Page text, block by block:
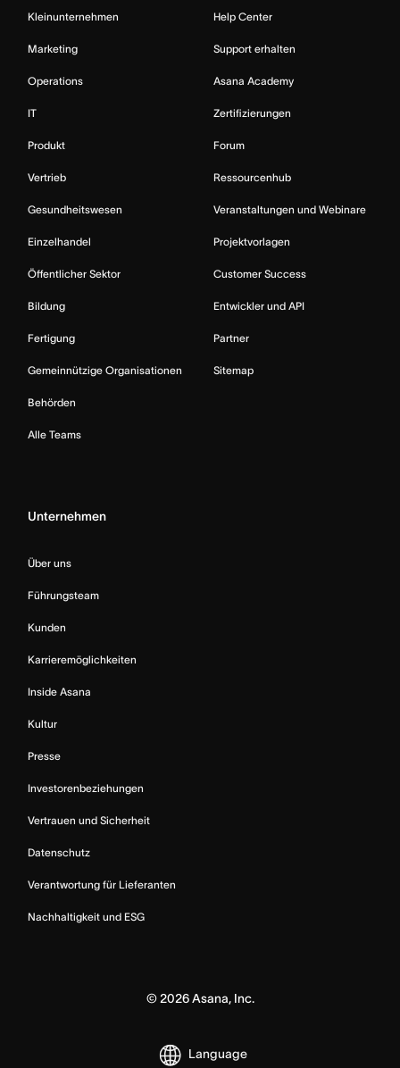
Kleinunternehmen
Marketing
Operations
IT
Produkt
Vertrieb
Gesundheitswesen
Einzelhandel
Öffentlicher Sektor
Bildung
Fertigung
Gemeinnützige Organisationen
Behörden
Alle Teams
Help Center
Support erhalten
Asana Academy
Zertifizierungen
Forum
Ressourcenhub
Veranstaltungen und Webinare
Projektvorlagen
Customer Success
Entwickler und API
Partner
Sitemap
Unternehmen
Über uns
Führungsteam
Kunden
Karrieremöglichkeiten
Inside Asana
Kultur
Presse
Investorenbeziehungen
Vertrauen und Sicherheit
Datenschutz
Verantwortung für Lieferanten
Nachhaltigkeit und ESG
© 2026Asana, Inc.
Language